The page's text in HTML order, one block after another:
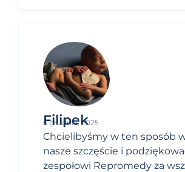
Filipek
5 grudnia, 2025
Chcielibyśmy w ten sposób
nasze szczęście i
zespołowi Repromedy za